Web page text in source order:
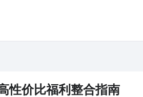
性价比福利整合指南